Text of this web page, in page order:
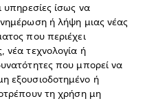
υπηρεσίες ίσως να
ή λήψη μιας νέας
που περιέχει
νέα τεχνολογία ή
που μπορεί να
εξουσιοδοτημένο ή
τη χρήση μη